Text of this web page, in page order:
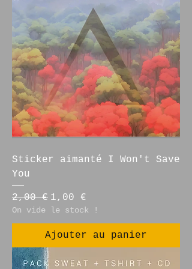
Sticker aimanté I Won't Save
You
Prix original
2,00 € Prix promotionnel
1,00 €
On vide le stock !
Ajouter au panier